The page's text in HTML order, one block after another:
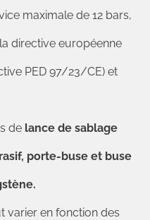
maximale de 12 bars,
directive européenne
PED 97/23/CE) et
de lance de sablage
porte-buse et buse
varier en fonction des